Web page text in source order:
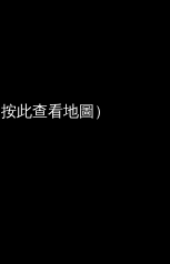
按此查看地圖）